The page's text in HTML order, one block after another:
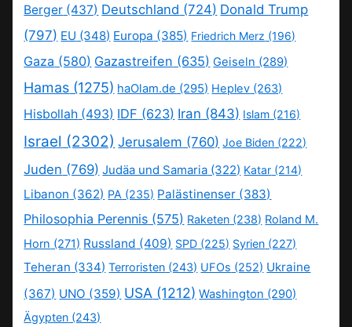
Berger (437) Deutschland (724) Donald Trump
(797) EU (348) Europa (385) Friedrich Merz (196)
Gaza (580) Gazastreifen (635) Geiseln (289)
Hamas (1275) haOlam.de (295) Heplev (263)
Hisbollah (493) IDF (623) Iran (843) Islam (216)
Israel (2302) Jerusalem (760) Joe Biden (222)
Juden (769) Judäa und Samaria (322) Katar (214)
Libanon (362) PA (235) Palästinenser (383)
Philosophia Perennis (575) Raketen (238) Roland M.
Horn (271) Russland (409) SPD (225) Syrien (227)
Teheran (334) Terroristen (243) UFOs (252) Ukraine
(367) UNO (359) USA (1212) Washington (290)
Ägypten (243)